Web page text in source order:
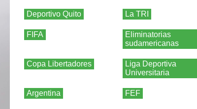
Deportivo Quito La TRI
FIFA
Eliminatorias
sudamericanas
Copa Libertadores
Liga Deportiva
Universitaria
Argentina FEF